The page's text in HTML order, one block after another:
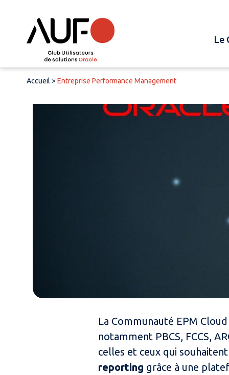
Le
Accueil > Entreprise Performance Management
La Communauté EPM
notamment PBCS, FCCS,
celles et ceux qui
reporting grâce à une